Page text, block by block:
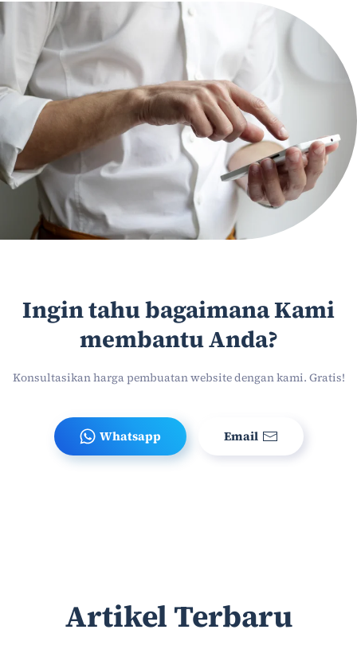
Ingin tahu bagaimana Kami
membantu Anda?
Konsultasikan harga pembuatan website dengan kami. Gratis!
Whatsapp Email
Artikel Terbaru